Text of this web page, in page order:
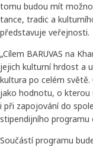
tomu budou mít
tance, tradic a
představuje veřejnosti.
„Cílem BARUVAS na
jejich kulturní hrdost a
kultura po celém světě.
jako hodnotu, o
i při zapojování do
stipendijního programu
Součástí programu